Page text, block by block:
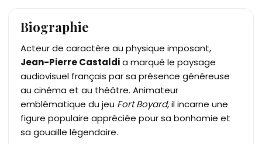
Biographie
Acteur de caractère au physique imposant,
Jean-Pierre Castaldia marqué le paysage
audiovisuel français par sa présence généreuse
au cinéma et au théâtre. Animateur
emblématique du jeu Fort Boyard, il incarne une
figure populaire appréciée pour sa bonhomie et
sa gouaille légendaire.